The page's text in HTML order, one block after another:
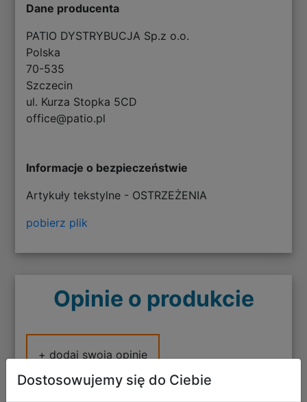
Dane producenta
PATIO DYSTRYBUCJA Sp.z o.o.
Polska
70-535
Szczecin
ul. Kurza Stopka 5CD
office@patio.pl
Informacje o bezpieczeństwie
Artykuły tekstylne - OSTRZEŻENIA
pobierz plik
Opinie o produkcie
+ dodaj swoją opinię
Dostosowujemy się do Ciebie